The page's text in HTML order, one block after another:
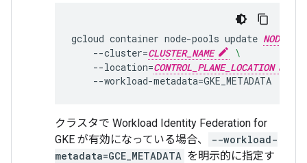
gcloud container node-pools update
--cluster=CLUSTER_NAME
\
--location=CONTROL_PLANE_LOCATION
--workload-metadata=
クラスタで Workload Identity Federation for
GKE が有効になっている場合、
--workload-
metadata=GCE_METADATA を明示的に指定す